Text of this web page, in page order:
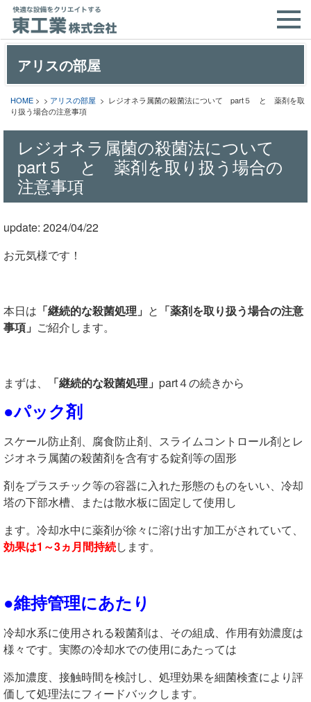
アリスの部屋
HOME > > アリスの部屋 > レジオネラ属菌の殺菌法について part５ と 薬剤を取
り扱う場合の注意事項
レジオネラ属菌の殺菌法について
part５ と 薬剤を取り扱う場合の
注意事項
update: 2024/04/22
お元気様です！
本日は 「継続的な殺菌処理 」 と 「薬剤を取り扱う場合の注意
事項」 ご紹介します。
まずは、 「継続的な殺菌処理 」 part４の続きから
●パック剤
スケール防止剤、腐食防止剤、スライムコントロール剤とレ
ジオネラ属菌の殺菌剤を含有する錠剤等の固形
剤をプラスチック等の容器に入れた形態のものをいい、冷却
塔の下部水槽、または散水板に固定して使用し
ます。冷却水中に薬剤が徐々に溶け出す加工がされていて、
効果は1～3ヵ月間持続します。
●維持管理にあたり
冷却水系に使用される殺菌剤は、その組成、作用有効濃度は
様々です。実際の冷却水での使用にあたっては
添加濃度、接触時間を検討し、処理効果を細菌検査により評
価して処理法にフィードバックします。